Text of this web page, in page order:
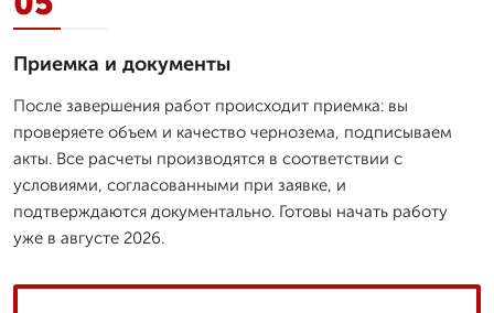
Приемка и документы
После завершения работ происходит приемка: вы
проверяете объем и качество чернозема, подписываем
акты. Все расчеты производятся в соответствии с
условиями, согласованными при заявке, и
подтверждаются документально. Готовы начать работу
уже в августе 2026.